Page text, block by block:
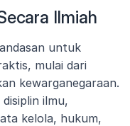
Ilmiah
untuk
mulai dari
kewarganegaraan.
ilmu,
kelola, hukum,